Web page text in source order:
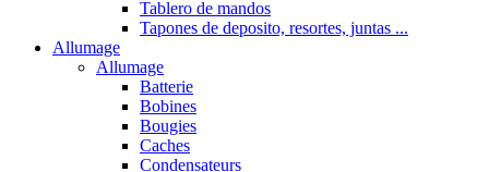
Tablero de mandos
Tapones de deposito, resortes, juntas ...
Allumage
Allumage
Batterie
Bobines
Bougies
Caches
Condensateurs